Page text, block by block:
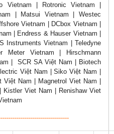
Vietnam | Rotronic Vietnam |
| Matsui Vietnam | Westec
Vietnam | DCbox Vietnam |
| Endress & Hauser Vietnam |
Instruments Vietnam | Teledyne
Meter Vietnam | Hirschmann
| SCR SA Việt Nam | Biotech
Việt Nam | Siko Việt Nam |
Nam | Magnetrol Viet Nam |
Kistler Viet Nam | Renishaw Viet